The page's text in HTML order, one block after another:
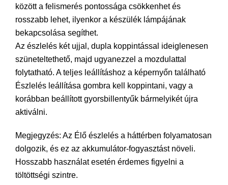
között a felismerés pontossága csökkenhet és
rosszabb lehet, ilyenkor a készülék lámpájának
bekapcsolása segíthet.
Az észlelés két ujjal, dupla koppintással ideiglenesen
szüneteltethető, majd ugyanezzel a mozdulattal
folytatható. A teljes leállításhoz a képernyőn található
Észlelés leállítása gombra kell koppintani, vagy a
korábban beállított gyorsbillentyűk bármelyikét újra
aktiválni.
Megjegyzés: Az Élő észlelés a háttérben folyamatosan
dolgozik, és ez az akkumulátor-fogyasztást növeli.
Hosszabb használat esetén érdemes figyelni a
töltöttségi szintre.